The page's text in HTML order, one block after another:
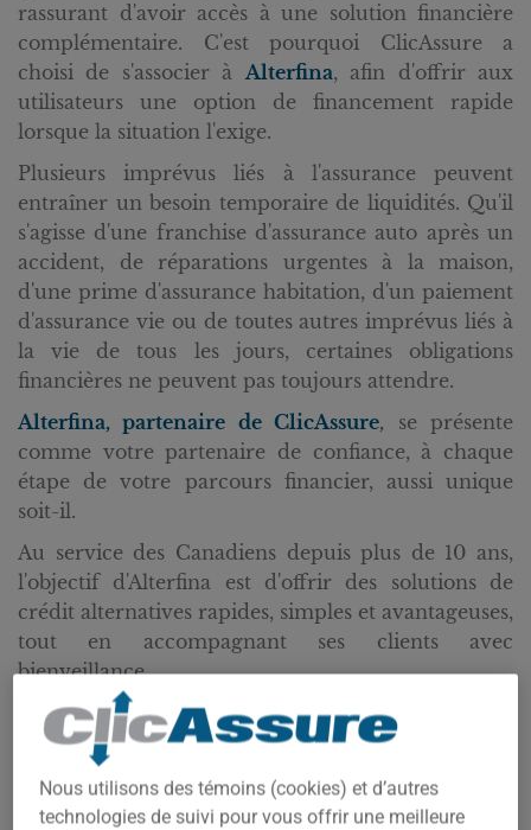
rassurant d'avoir accès à une solution financière
complémentaire. C'est pourquoi ClicAssure a
choisi de s'associer àAlterfina, afin d'offrir aux
utilisateurs une option de financement rapide
lorsque la situation l'exige.
Plusieurs imprévus liés à l'assurance peuvent
entraîner un besoin temporaire de liquidités. Qu'il
s'agisse d'une franchise d'assurance auto après un
accident, de réparations urgentes à la maison,
d'une prime d'assurance habitation, d'un paiement
d'assurance vie ou de toutes autres imprévus liés à
la vie de tous les jours, certaines obligations
financières ne peuvent pas toujours attendre.
Alterfina, partenaire de ClicAssure, se présente
comme votre partenaire de confiance, à chaque
étape de votre parcours financier, aussi unique
soit-il.
Au service des Canadiens depuis plus de 10 ans,
l'objectif d'Alterfina est d'offrir des solutions de
crédit alternatives rapides, simples et avantageuses,
tout en accompagnant ses clients avec
bienveillance.
👉 Soumettre une demande de
crédit
Nous utilisons des témoins (cookies) et d’autres
technologies de suivi pour vous offrir une meilleure